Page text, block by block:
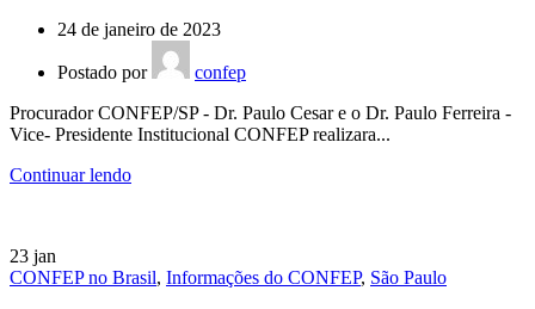
24 de janeiro de 2023
Postado por
confep
Procurador CONFEP/SP - Dr. Paulo Cesar e o Dr. Paulo Ferreira -
Vice- Presidente Institucional CONFEP realizara...
Continuar lendo
23 jan
CONFEP no Brasil, Informações do CONFEP, São Paulo